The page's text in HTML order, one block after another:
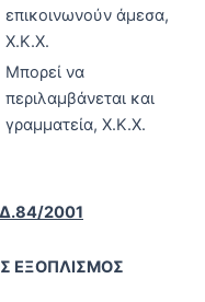
επικοινωνούν άμεσα,
Χ.Κ.Χ.
Μπορεί να
περιλαμβάνεται και
γραμματεία, Χ.Κ.Χ.
2001
ΕΞΟΠΛΙΣΜΟΣ